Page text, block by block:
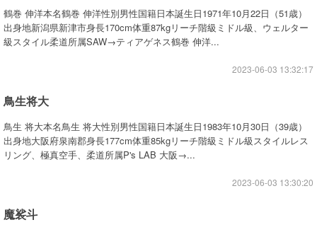
鶴巻 伸洋本名鶴巻 伸洋性別男性国籍日本誕生日1971年10月22日（51歳）
出身地新潟県新津市身長170cm体重87kgリーチ階級ミドル級、ウェルター
級スタイル柔道所属SAW→ティアゲネス鶴巻 伸洋...
2023-06-03 13:32:17
鳥生将大
鳥生 将大本名鳥生 将大性別男性国籍日本誕生日1983年10月30日（39歳）
出身地大阪府泉南郡身長177cm体重85kgリーチ階級ミドル級スタイルレス
リング、極真空手、柔道所属P's LAB 大阪→...
2023-06-03 13:30:20
魔裟斗